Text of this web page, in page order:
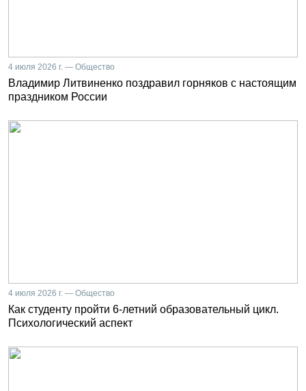
4 июля 2026 г. — Общество
Владимир Литвиненко поздравил горняков с настоящим
праздником России
4 июля 2026 г. — Общество
Как студенту пройти 6-летний образовательный цикл.
Психологический аспект